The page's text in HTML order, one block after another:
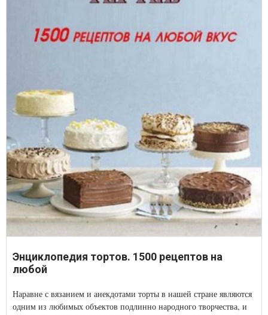
Энциклопедия тортов. 1500 рецептов на
любой
Наравне с вязанием и анекдотами торты в нашей стране являются
одним из любимых объектов подлинно народного творчества, и